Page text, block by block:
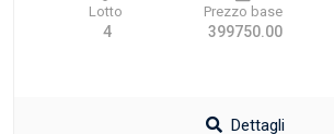
Lotto
4
Prezzo base
399750.00
Dettagli